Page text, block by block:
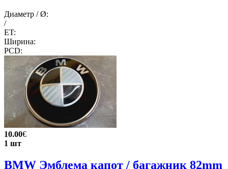
Диаметр / Ø:
/
ET:
Ширина:
PCD:
10.00€
1 шт
BMW Эмблема капот / багажник 82mm